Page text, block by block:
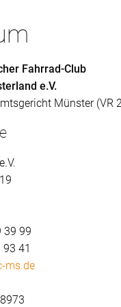
Fahrrad-Club
e.V.
Münster (VR
39 99
41
ms.de